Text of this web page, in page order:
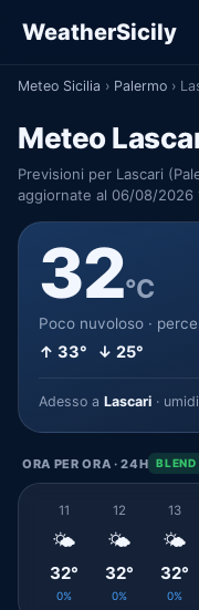
WeatherSicily
Meteo Sicilia › Palermo ›
Meteo
Previsioni per Lascari
aggiornate al 06/08/2026
32°C
Poco nuvoloso ·
↑ 33° ↓ 25°
Adesso a Lascari ·
ORA PER ORA · 24H BLEND
11
🌤️
32°
0%
12
🌤️
32°
0%
13
🌤️
32°
0%